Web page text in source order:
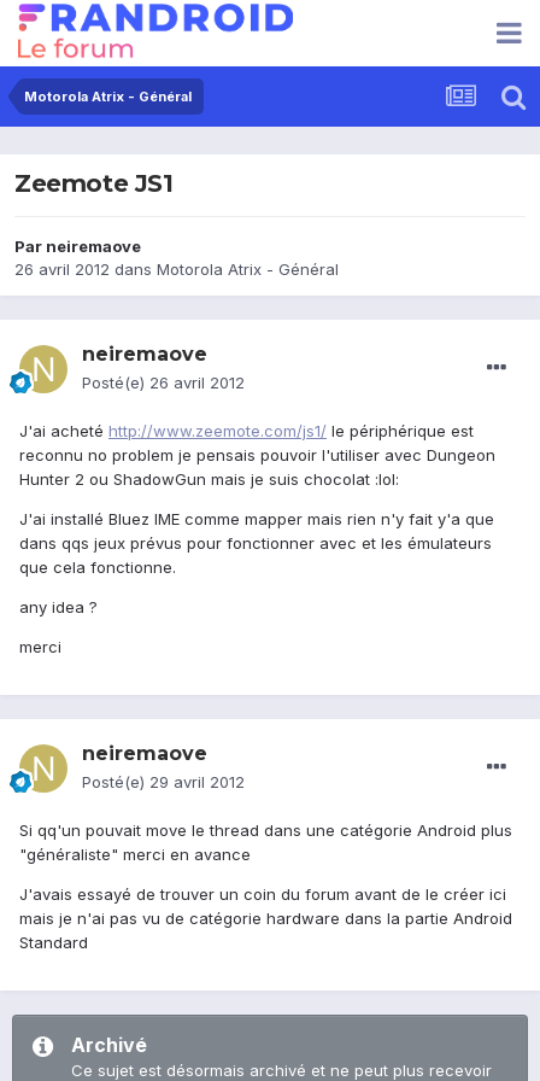
Motorola Atrix - Général
Zeemote JS1
Par neiremaove
26 avril 2012 dans Motorola Atrix - Général
neiremaove
Posté(e) 26 avril 2012
J'ai acheté http://www.zeemote.com/js1/ le périphérique est
reconnu no problem je pensais pouvoir l'utiliser avec Dungeon
Hunter 2 ou ShadowGun mais je suis chocolat :lol:
J'ai installé Bluez IME comme mapper mais rien n'y fait y'a que
dans qqs jeux prévus pour fonctionner avec et les émulateurs
que cela fonctionne.
any idea ?
merci
neiremaove
Posté(e) 29 avril 2012
Si qq'un pouvait move le thread dans une catégorie Android plus
"généraliste" merci en avance
J'avais essayé de trouver un coin du forum avant de le créer ici
mais je n'ai pas vu de catégorie hardware dans la partie Android
Standard
Archivé
Ce sujet est désormais archivé et ne peut plus recevoir